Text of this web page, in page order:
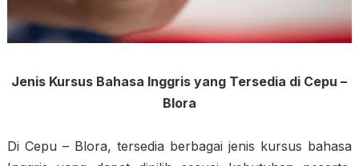
Jenis Kursus Bahasa Inggris yang Tersedia di Cepu –
Blora
Di Cepu – Blora, tersedia berbagai jenis kursus bahasa